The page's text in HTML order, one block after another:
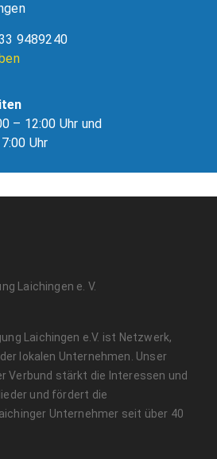
9489240
– 12:00 Uhr und
Uhr
Laichingen e.V. ist Netzwerk,
lokalen Unternehmen. Unser
Verbund stärkt die Interessen und
und fördert die
Unternehmer seit über 40